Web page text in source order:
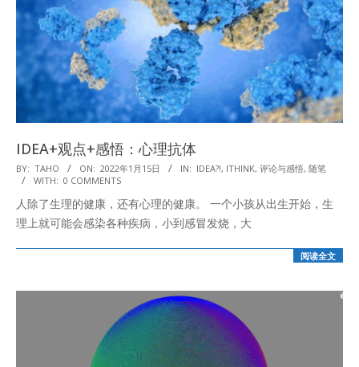
IDEA+观点+感悟：心理抗体
2022-
01-
15
BY: TAHO ON: 2022年1月15日 IN: IDEA?!, ITHINK, 评论与感悟, 随笔
WITH: 0 COMMENTS
人除了生理的健康，还有心理的健康。 一个小孩从出生开始，生
理上就可能会感染各种疾病，小到感冒发烧，大
阅读全文